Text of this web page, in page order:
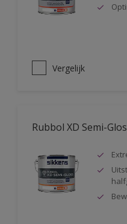
Vergelijk
Rubbol XD Semi-